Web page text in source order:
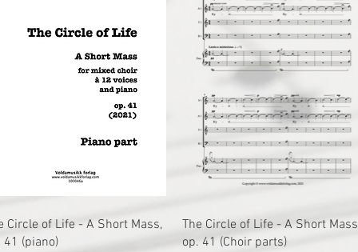
快速瀏覽
Circle of Life - A Short Mass,
41 (piano)
快速瀏覽
The Circle of Life - A Short
op. 41 (Choir parts)